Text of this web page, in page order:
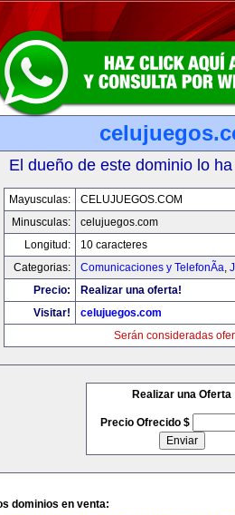
El dueño de este dominio lo
Mayusculas:
CELUJUEGOS.COM
Minusculas:
celujuegos.com
Longitud:
10 caracteres
Categorias:
Comunicaciones y TelefonÃ­a,
Precio:
Realizar una oferta!
Visitar!
celujuegos.com
Serán consideradas
Realizar una Oferta
Precio Ofrecido $
dominios en venta: